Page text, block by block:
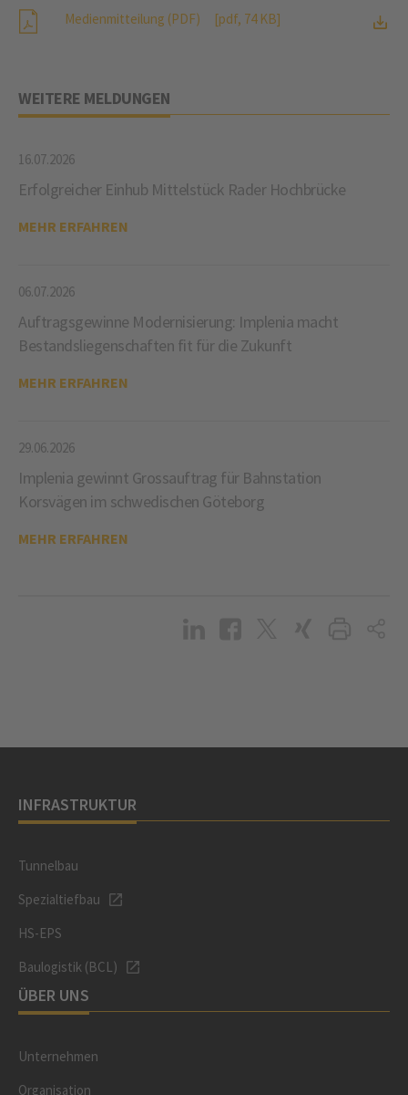
Medienmitteilung (PDF) [pdf, 74 KB]
WEITERE MELDUNGEN
16.07.2026
Erfolgreicher Einhub Mittelstück Rader Hochbrücke
MEHR ERFAHREN
06.07.2026
Auftragsgewinne Modernisierung: Implenia macht
Bestandsliegenschaften fit für die Zukunft
MEHR ERFAHREN
29.06.2026
Implenia gewinnt Grossauftrag für Bahnstation
Korsvägen im schwedischen Göteborg
MEHR ERFAHREN
INFRASTRUKTUR
Tunnelbau
Spezialtiefbau
HS-EPS
Baulogistik (BCL)
ÜBER UNS
Unternehmen
Organisation